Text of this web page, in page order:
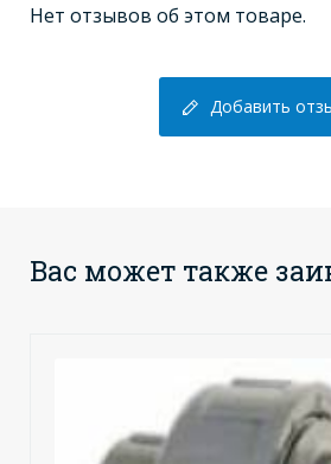
Нет отзывов об этом товаре.
Добавить
Вас может также